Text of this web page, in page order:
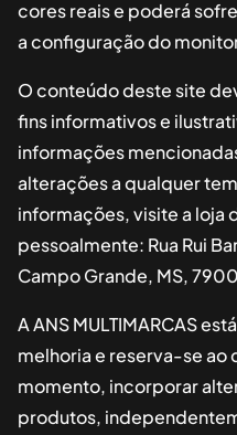
cores reais e poderá
a configuração do
O conteúdo deste site
fins informativos e
informações
alterações a qualquer
informações, visite a loja
pessoalmente: Rua Rui
Campo Grande, MS,
AANS MULTIMARCAS
melhoria e reserva-se ao
momento, incorporar
produtos,